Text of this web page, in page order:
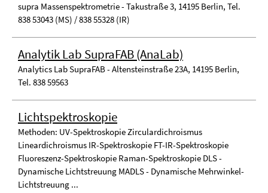
supra Massenspektrometrie - Takustraße 3, 14195 Berlin, Tel.
838 53043 (MS) / 838 55328 (IR)
Analytik Lab SupraFAB (AnaLab)
Analytics Lab SupraFAB - Altensteinstraße 23A, 14195 Berlin,
Tel. 838 59563
Lichtspektroskopie
Methoden: UV-Spektroskopie Zirculardichroismus
Lineardichroismus IR-Spektroskopie FT-IR-Spektroskopie
Fluoreszenz-Spektroskopie Raman-Spektroskopie DLS -
Dynamische Lichtstreuung MADLS - Dynamische Mehrwinkel-
Lichtstreuung ...